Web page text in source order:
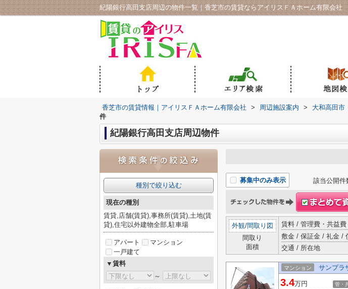
紀陽銀行高田支店周辺の物件一覧｜香芝市の賃貸ならアイリスＦＡホーム有限会社
香芝市の賃貸情報｜アイリスＦＡホーム有限会社 > 周辺施設案内 > 大和高田市
件
紀陽銀行高田支店周辺物件
募集中のみ表示 該当公開件
外観/間取り図
間取り
面積
賃料 / 管理費・共益費
敷金 / 保証金 / 礼金 /
交通 / 所在地
マンション サンプラ
3.4万円 管・
種別で絞り込む
現在の種別
賃貸,店舗(賃貸),事務所(賃貸),土地(賃
貸),住宅以外建物全部,駐車場
アパート
マンション
一戸建て
▼賃料
～